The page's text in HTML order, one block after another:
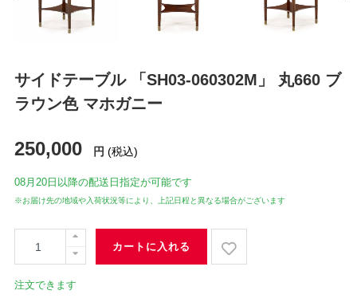
サイドテーブル 「SH03-060302M」 丸660 ブ
ラウン色 マホガニー
250,000 円 (税込)
08月20日 以降の配送日指定が可能です
※お届け先の地域や入荷状況等により、上記日程と異なる場合がございます
カートに入れる
注文できます